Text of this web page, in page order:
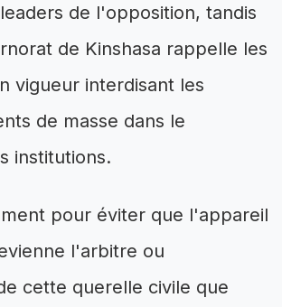
de l'opposition, tandis
de Kinshasa rappelle les
vigueur interdisant les
de masse dans le
institutions.
pour éviter que l'appareil
l'arbitre ou
cette querelle civile que